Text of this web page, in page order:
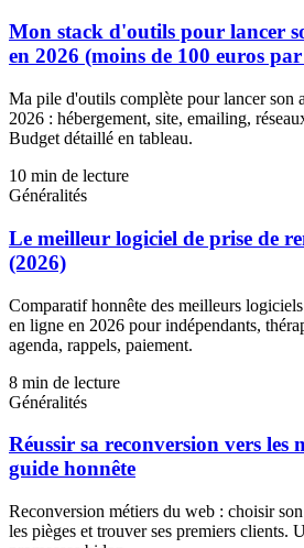
Mon stack d'outils pour lancer
en 2026 (moins de 100 euros
Ma pile d'outils complète pour lancer son
2026 : hébergement, site, emailing,
Budget détaillé en tableau.
10 min de lecture
Généralités
Le meilleur logiciel de prise de
(2026)
Comparatif honnête des meilleurs
en ligne en 2026 pour indépendants,
agenda, rappels, paiement.
8 min de lecture
Généralités
Réussir sa reconversion vers les
guide honnête
Reconversion métiers du web : choisir
les pièges et trouver ses premiers clients.